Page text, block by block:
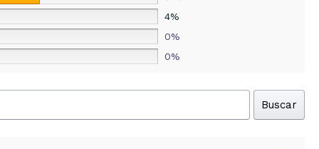
4%
0%
0%
Buscar